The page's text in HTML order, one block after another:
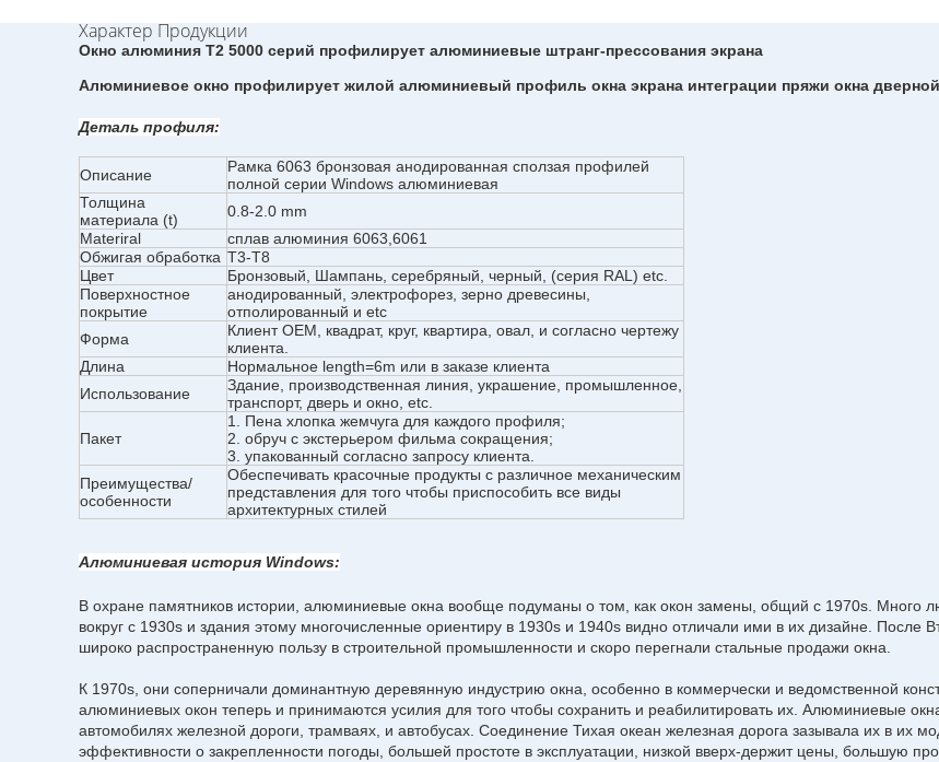
Характер Продукции
Окно алюминия T2 5000 серий профилирует алюминиевые штранг-прессования экрана
Алюминиевое окно профилирует жилой алюминиевый профиль окна экрана интеграции пряжи окна
Деталь профиля:
Описание
Рамка 6063 бронзовая анодированная сползая профилей
полной серии Windows алюминиевая
Толщина
материала (t)
0.8-2.0 mm
Materiral
сплав алюминия 6063,6061
Обжигая обработка T3-T8
Цвет
Бронзовый, Шампань, серебряный, черный, (серия RAL) etc.
Поверхностное
покрытие
анодированный, электрофорез, зерно древесины,
отполированный и etc
Форма
Клиент OEM, квадрат, круг, квартира, овал, и согласно чертежу
клиента.
Длина
Нормальное length=6m или в заказе клиента
Использование
Здание, производственная линия, украшение, промышленное,
транспорт, дверь и окно, etc.
Пакет
1. Пена хлопка жемчуга для каждого профиля;
2. обруч с экстерьером фильма сокращения;
3. упакованный согласно запросу клиента.
Преимущества/
особенности
Обеспечивать красочные продукты с различное механическим
представления для того чтобы приспособить все виды
архитектурных стилей
Алюминиевая история Windows:
В охране памятников истории, алюминиевые окна вообще подуманы о том, как окон замены, общий с 1970s. Много
вокруг с 1930s и здания этому многочисленные ориентиру в 1930s и 1940s видно отличали ими в их дизайне.
широко распространенную пользу в строительной промышленности и скоро перегнали стальные продажи окна.
К 1970s, они соперничали доминантную деревянную индустрию окна, особенно в коммерчески и ведомственной
алюминиевых окон теперь и принимаются усилия для того чтобы сохранить и реабилитировать их. Алюминиевые
автомобилях железной дороги, трамваях, и автобусах. Соединение Тихая океан железная дорога зазывала их в их
эффективности о закрепленности погоды, большей простоте в эксплуатации, низкой вверх-держит цены, большую